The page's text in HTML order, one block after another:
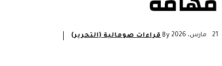
21 مارس، 2026 By قراءات صومالية (التحرير)